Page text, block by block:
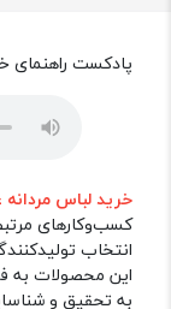
پادکست راهنمای
خرید لباس
کسب‌وکارهای
انتخاب
این محصولات به
به تحقیق و